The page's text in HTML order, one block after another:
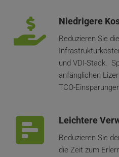
Niedrigere
Reduzieren Sie
und VDI-Stack.
anfänglichen
TCO-
Leichtere
Reduzieren Sie
die Zeit zum